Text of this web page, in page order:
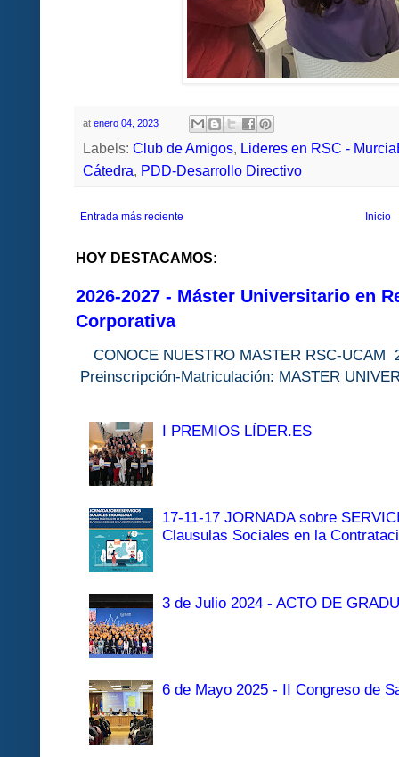
at enero 04, 2023
Labels: Club de Amigos, Lideres en RSC -
Cátedra, PDD-Desarrollo Directivo
Entrada más reciente Inicio
HOY DESTACAMOS:
2026-2027 - Máster Universitario en
Corporativa
CONOCE NUESTRO MASTER
Preinscripción-Matriculación: MASTER
I PREMIOS LÍDER.ES
17-11-17 JORNADA sobre
Clausulas Sociales en la
3 de Julio 2024 - ACTO DE
6 de Mayo 2025 - II Congreso de